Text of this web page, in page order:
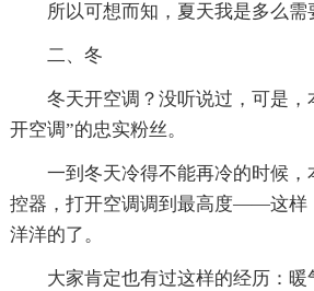
所以可想而知，夏天我是多么需
二、冬
冬天开空调？没听说过，可是，
开空调”的忠实粉丝。
一到冬天冷得不能再冷的时候，
控器，打开空调调到最高度——这样
洋洋的了。
大家肯定也有过这样的经历：暖